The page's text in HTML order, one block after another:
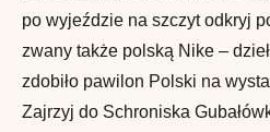
po wyjeździe na szczyt odkryj
zwany także polską Nike –
zdobiło pawilon Polski na
Zajrzyj do Schroniska